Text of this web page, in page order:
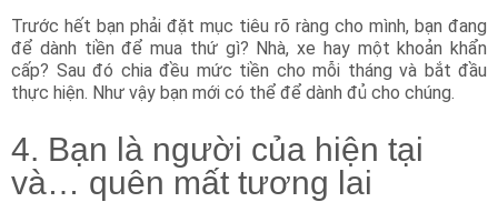
Trước hết bạn phải đặt mục tiêu rõ ràng cho mình, bạn đang
để dành tiền để mua thứ gì? Nhà, xe hay một khoản khẩn
cấp? Sau đó chia đều mức tiền cho mỗi tháng và bắt đầu
thực hiện. Như vậy bạn mới có thể để dành đủ cho chúng.
4. Bạn là người của hiện tại
và… quên mất tương lai